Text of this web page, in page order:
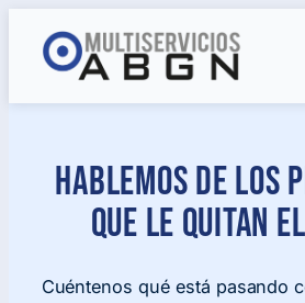
contenido
Hablemos de los
que le quitan
Cuéntenos qué está pasando